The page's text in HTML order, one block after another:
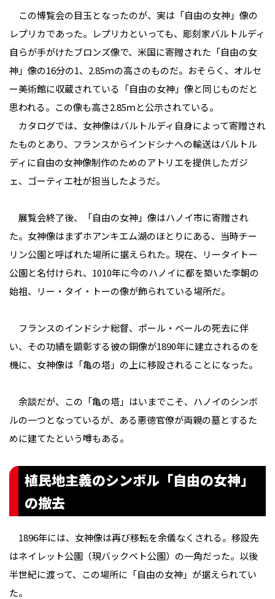
この博覧会の目玉となったのが、実は「自由の女神」像の
レプリカであった。レプリカといっても、彫刻家バルトルディ
自らが手がけたブロンズ像で、米国に寄贈された「自由の女
神」像の16分の1、2.85ｍの高さのものだ。おそらく、オルセ
ー美術館に収蔵されている「自由の女神」像と同じものだと
思われる。この像も高さ2.85ｍと公示されている。
カタログでは、女神像はバルトルディ自身によって寄贈され
たものとあり、フランスからインドシナへの輸送はバルトル
ディに自由の女神像制作のためのアトリエを提供したガジ
ェ、ゴーティエ社が担当したようだ。
展覧会終了後、「自由の女神」像はハノイ市に寄贈され
た。女神像はまずホアンキエム湖のほとりにある、当時チー
リン公園と呼ばれた場所に据えられた。現在、リータイトー
公園と名付けられ、1010年に今のハノイに都を築いた李朝の
始祖、リー・タイ・トーの像が飾られている場所だ。
フランスのインドシナ総督、ポール・ベールの死去に伴
い、その功績を顕彰する彼の銅像が1890年に建立されるのを
機に、女神像は「亀の塔」の上に移設されることになった。
余談だが、この「亀の塔」はいまでこそ、ハノイのシンボ
ルの一つとなっているが、ある悪徳官僚が両親の墓とするた
めに建てたという噂もある。
植民地主義のシンボル「自由の女神」
の撤去
1896年には、女神像は再び移転を余儀なくされる。移設先
はネイレット公園（現バックベト公園）の一角だった。以後
半世紀に渡って、この場所に「自由の女神」が据えられてい
た。